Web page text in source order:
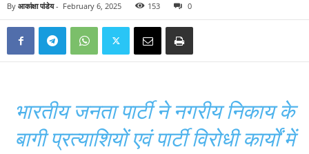
By आकांक्षा पांडेय- February 6, 2025 153 0
भारतीय जनता पार्टी ने नगरीय निकाय के
बागी प्रत्याशियों एवं पार्टी विरोधी कार्यों में